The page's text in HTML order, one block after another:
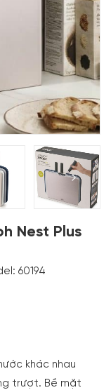
Nest Plus
60194
khác nhau
trượt. Bề mặt